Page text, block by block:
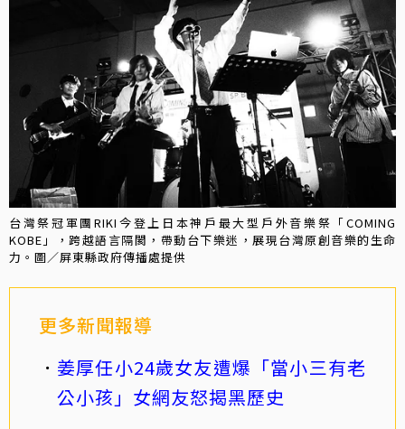
台灣祭冠軍團RIKI今登上日本神戶最大型戶外音樂祭「COMING
KOBE」，跨越語言隔閡，帶動台下樂迷，展現台灣原創音樂的生命
力。圖／屏東縣政府傳播處提供
更多新聞報導
姜厚任小24歲女友遭爆「當小三有老
公小孩」女網友怒揭黑歷史